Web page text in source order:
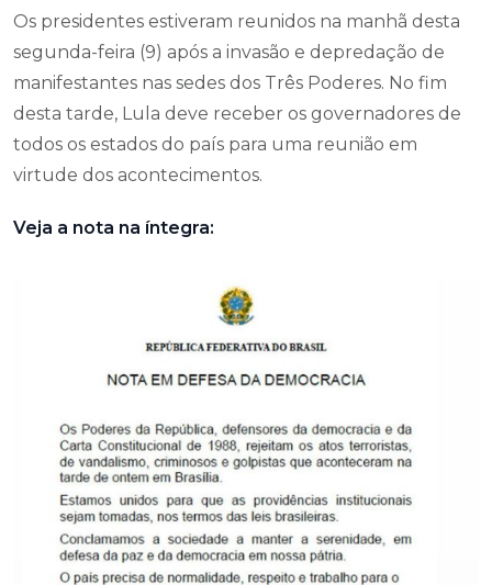
Os presidentes estiveram reunidos na manhã desta
segunda-feira (9) após a invasão e depredação de
manifestantes nas sedes dos Três Poderes. No fim
desta tarde, Lula deve receber os governadores de
todos os estados do país para uma reunião em
virtude dos acontecimentos.
Veja a nota na íntegra: